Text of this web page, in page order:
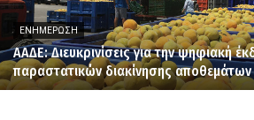
ΕΝΗΜΈΡΩΣΗ
ΑΑΔΕ: Διευκρινίσεις για την ψηφιακή
παραστατικών διακίνησης αποθεμάτων